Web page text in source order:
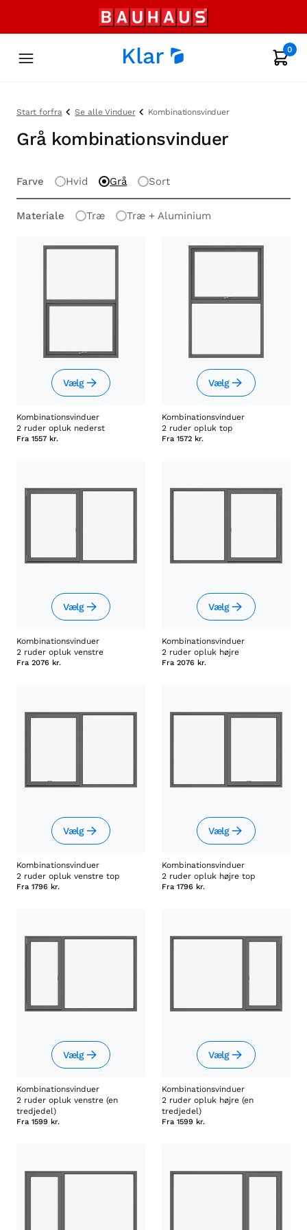
0
Start forfra Se alle Vinduer Kombinationsvinduer
Grå kombinationsvinduer
Farve Hvid Grå Sort
Materiale Træ Træ + Aluminium
Vælg
Kombinationsvinduer
2 ruder opluk nederst
Fra 1557 kr.
Vælg
Kombinationsvinduer
2 ruder opluk top
Fra 1572 kr.
Vælg
Kombinationsvinduer
2 ruder opluk venstre
Fra 2076 kr.
Vælg
Kombinationsvinduer
2 ruder opluk højre
Fra 2076 kr.
Vælg
Kombinationsvinduer
2 ruder opluk venstre top
Fra 1796 kr.
Vælg
Kombinationsvinduer
2 ruder opluk højre top
Fra 1796 kr.
Vælg
Kombinationsvinduer
2 ruder opluk venstre (en
tredjedel)
Fra 1599 kr.
Vælg
Kombinationsvinduer
2 ruder opluk højre (en
tredjedel)
Fra 1599 kr.